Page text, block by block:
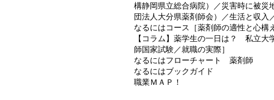
構静岡県立総合病院）／災害時に被災
団法人大分県薬剤師会）／生活と収入
なるにはコース［薬剤師の適性と心構
【コラム】薬学生の一日は？ 私立大
師国家試験／就職の実際］
なるにはフローチャート 薬剤師
なるにはブックガイド
職業ＭＡＰ！